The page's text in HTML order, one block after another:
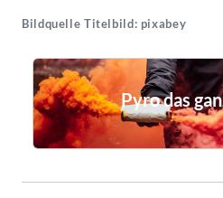
Bildquelle Titelbild: pixabey
Pyro das